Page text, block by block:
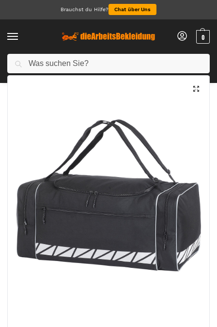
Brauchst du Hilfe? Chat über Uns
0
Start Accessoires / Taschen & Accessoires